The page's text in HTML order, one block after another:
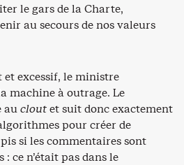
le gars de la Charte,
au secours de nos valeurs
excessif, le ministre
machine à outrage. Le
aucloutet suit donc exactement
pour créer de
si les commentaires sont
ce n’était pas dans le